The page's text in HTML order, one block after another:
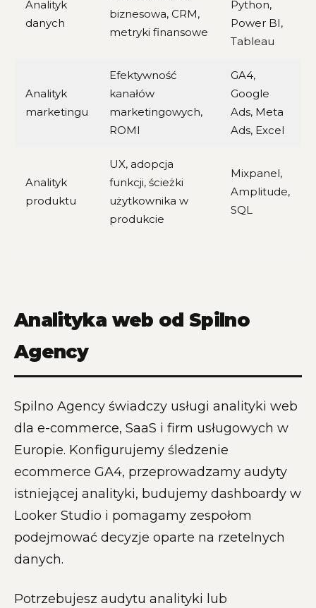
Analityk
danych
biznesowa, CRM,
metryki finansowe
Python,
Power BI,
Tableau
Analityk
marketingu
Efektywność
kanałów
marketingowych,
ROMI
GA4,
Google
Ads, Meta
Ads, Excel
Analityk
produktu
UX, adopcja
funkcji, ścieżki
użytkownika w
produkcie
Mixpanel,
Amplitude,
SQL
Analityka web od Spilno
Agency
Spilno Agency świadczy usługi analityki web
dla e-commerce, SaaS i firm usługowych w
Europie. Konfigurujemy śledzenie
ecommerce GA4, przeprowadzamy audyty
istniejącej analityki, budujemy dashboardy w
Looker Studio i pomagamy zespołom
podejmować decyzje oparte na rzetelnych
danych.
Potrzebujesz audytu analityki lub